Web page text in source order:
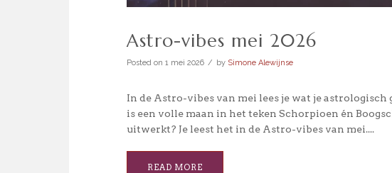
Astro-vibes mei 2026
Posted on 1 mei 2026 by Simone Alewijnse
In de Astro-vibes van mei lees je wat je
is een volle maan in het teken Schorpioen én
uitwerkt? Je leest het in de Astro-vibes van mei....
READ MORE